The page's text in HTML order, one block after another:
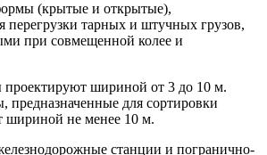
(крытые и открытые),
перегрузки тарных и штучных грузов,
при совмещенной колее и
шириной от 3 до 10 м.
предназначенные для сортировки
шириной не менее 10 м.
станции и погранично-